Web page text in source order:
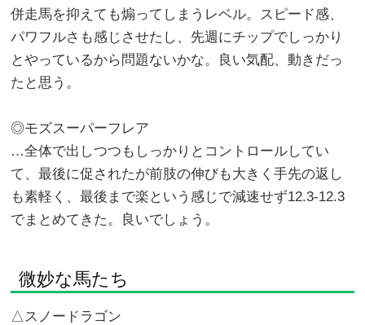
併走馬を抑えても煽ってしまうレベル。スピード感、
パワフルさも感じさせたし、先週にチップでしっかり
とやっているから問題ないかな。良い気配、動きだっ
たと思う。
◎モズスーパーフレア
…全体で出しつつもしっかりとコントロールしてい
て、最後に促されたが前肢の伸びも大きく手先の返し
も素軽く、最後まで楽という感じで減速せず12.3-12.3
でまとめてきた。良いでしょう。
微妙な馬たち
△スノードラゴン